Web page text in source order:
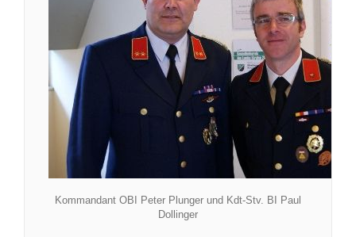
Kommandant OBI Peter Plunger und Kdt-Stv. BI Paul
Dollinger